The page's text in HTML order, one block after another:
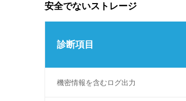
安全でないストレージ
診断項目
機密情報を含むログ出力